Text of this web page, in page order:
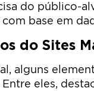
do público-
base em
do Sites
alguns
eles,